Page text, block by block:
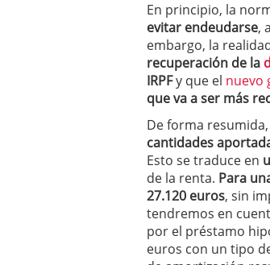
En principio, la
evitar endeudarse,
embargo, la
recuperación de la
IRPFy que el nuevo
que va a ser más
De forma resumida,
cantidades
Esto se traduce en
de la renta. Para
27.120 euros, sin
tendremos en
por el préstamo
euros con un tipo